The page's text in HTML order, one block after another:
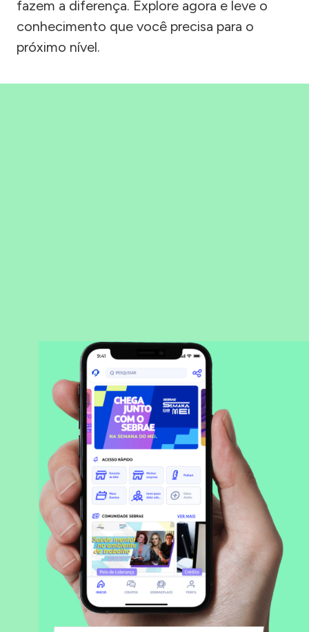
fazem a diferença. Explore agora e leve o
conhecimento que você precisa para o
próximo nível.